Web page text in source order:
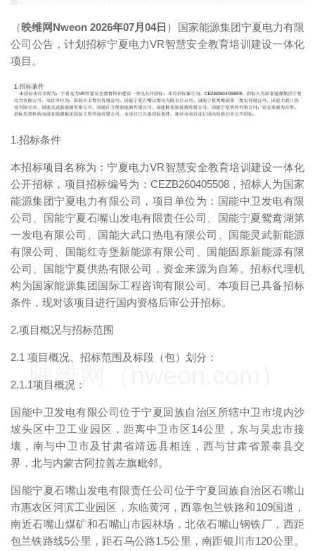
（映维网Nweon 2026年07月04日 ）国家能源集团宁夏电力有限
公司公告，计划招标宁夏电力VR智慧安全教育培训建设一体化
项目。
1.招标条件
本招标项目名称为：宁夏电力VR智慧安全教育培训建设一体化
公开招标，项目招标编号为：CEZB260405508，招标人为国家
能源集团宁夏电力有限公司，项目单位为：国能中卫发电有限
公司、国能宁夏石嘴山发电有限责任公司、国能宁夏鸳鸯湖第
一发电有限公司、国能大武口热电有限公司、国能灵武新能源
有限公司、国能红寺堡新能源有限公司、国能固原新能源有限
公司、国能宁夏供热有限公司，资金来源为自筹。招标代理机
构为国家能源集团国际工程咨询有限公司。本项目已具备招标
条件，现对该项目进行国内资格后审公开招标。
2.项目概况与招标范围
2.1 项目概况、招标范围及标段（包）划分：
2.1.1项目概况：
国能中卫发电有限公司位于宁夏回族自治区所辖中卫市境内沙
坡头区中卫工业园区，距离中卫市区14公里，东与吴忠市接
壤，南与中卫市及甘肃省靖远县相连，西与甘肃省景泰县交
界，北与内蒙古阿拉善左旗毗邻。
国能宁夏石嘴山发电有限责任公司位于宁夏回族自治区石嘴山
市惠农区河滨工业园区，东临黄河，西靠包兰铁路和109国道，
南近石嘴山煤矿和石嘴山市园林场，北依石嘴山钢铁厂，西距
包兰铁路线5公里，距石乌公路1.5公里，南距银川市120公里。
映维网（nweon.com）
映维网（nweon.com）